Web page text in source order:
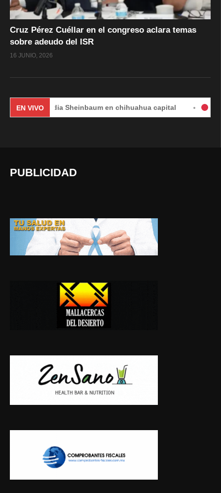
Cruz Pérez Cuéllar en el congreso aclara temas
sobre adeudo del ISR
16 JUNIO, 2026
EN VIVO
Claudia Sheinbaum en chihuahua capital #EnVivo |
PUBLICIDAD